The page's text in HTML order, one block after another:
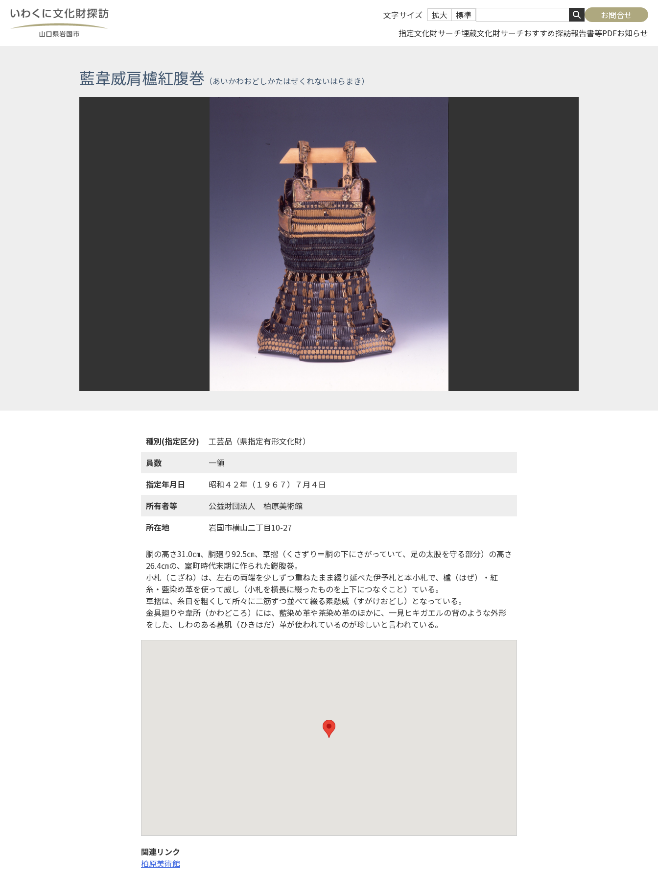
content
文字サイズ 拡大 標準
お問合せ
指定文化財サーチ埋蔵文化財サーチおすすめ探訪報告書等PDFお知らせ
藍韋威肩櫨紅腹巻
種別(指定区分)
工芸品（県指定有形文化財）
員数
一領
指定年月日
昭和４２年（１９６７）７月４日
所有者等
公益財団法人 柏原美術館
所在地
岩国市横山二丁目10-27
胴の高さ31.0㎝、胴廻り92.5㎝、草摺（くさずり＝胴の下にさがっていて、足の太股を守る部分）の高さ
26.4㎝の、室町時代末期に作られた鎧腹巻。
小札（こざね）は、左右の両端を少しずつ重ねたまま綴り延べた伊予札と本小札で、櫨（はぜ）・紅
糸・藍染め革を使って威し（小札を横長に綴ったものを上下につなぐこと）ている。
草摺は、糸目を粗くして所々に二筋ずつ並べて綴る素懸威（すがけおどし）となっている。
金具廻りや韋所（かわどころ）には、藍染め革や茶染め革のほかに、一見ヒキガエルの背のような外形
をした、しわのある蟇肌（ひきはだ）革が使われているのが珍しいと言われている。
関連リンク
柏原美術館